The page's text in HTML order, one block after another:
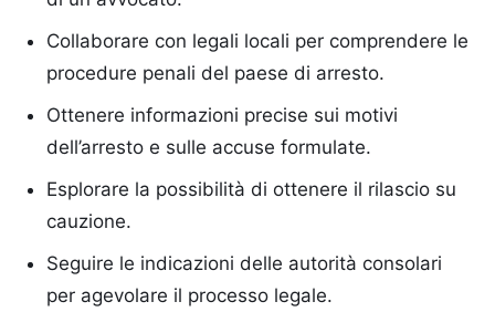
Collaborare con legali locali per comprendere le
procedure penali del paese di arresto.
Ottenere informazioni precise sui motivi
dell’arresto e sulle accuse formulate.
Esplorare la possibilità di ottenere il rilascio su
cauzione.
Seguire le indicazioni delle autorità consolari
per agevolare il processo legale.